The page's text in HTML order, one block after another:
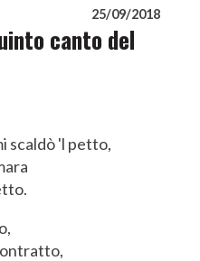
25/09/2018
canto del
scaldò 'l petto,